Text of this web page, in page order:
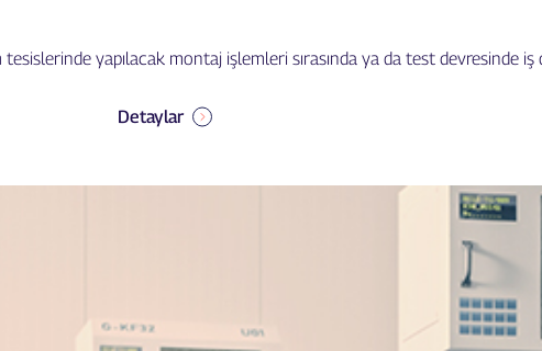
yapılacak montaj işlemleri sırasında ya da test devresinde iş
Detaylar